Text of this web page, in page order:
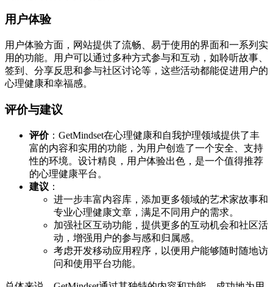
用户体验
用户体验方面，网站提供了流畅、易于使用的界面和一系列实
用的功能。用户可以通过多种方式参与和互动，如聆听故事、
签到、分享反思和参与社区讨论等，这些活动都能促进用户的
心理健康和幸福感。
评价与建议
评价：GetMindset在心理健康和自我护理领域提供了丰
富的内容和实用的功能，为用户创造了一个安全、支持
性的环境。设计精良，用户体验出色，是一个值得推荐
的心理健康平台。
建议 ：
进一步丰富内容库，添加更多领域的艺术家故事和
专业心理健康文章，满足不同用户的需求。
加强社区互动功能，提供更多的互动机会和社区活
动，增强用户的参与感和归属感。
考虑开发移动应用程序，以便用户能够随时随地访
问和使用平台功能。